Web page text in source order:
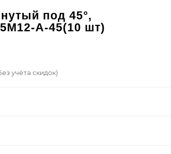
под 45°,
А-45(10 шт)
учёта скидок)